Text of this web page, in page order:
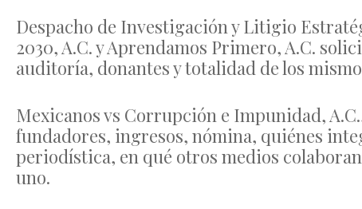
Despacho de Investigación y Litigio
2030, A.C. y Aprendamos Primero, A.C.
auditoría, donantes y totalidad de los
Mexicanos vs Corrupción e Impunidad,
fundadores, ingresos, nómina, quiénes
periodística, en qué otros medios
uno.